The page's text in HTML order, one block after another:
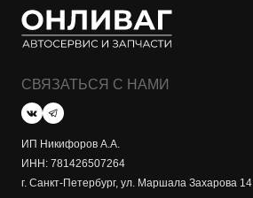
СВЯЗАТЬСЯ С НАМИ
ИП Никифоров А.А.
ИНН: 781426507264
г. Санкт-Петербург, ул. Маршала Захарова 14